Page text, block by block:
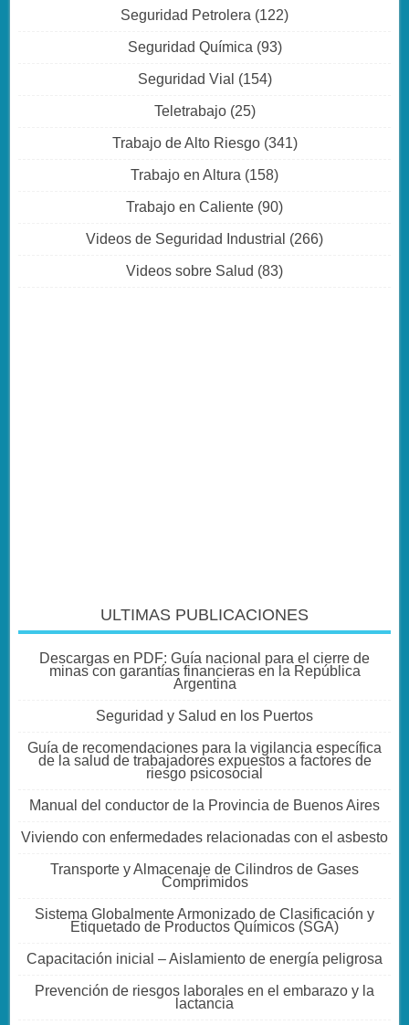
Seguridad Petrolera (122)
Seguridad Química (93)
Seguridad Vial (154)
Teletrabajo(25)
Trabajo de Alto Riesgo(341)
Trabajo en Altura (158)
Trabajo en Caliente (90)
Videos de Seguridad Industrial (266)
Videos sobre Salud (83)
ULTIMAS PUBLICACIONES
Descargas en PDF: Guía nacional para el cierre de
minas con garantías financieras en la República
Argentina
Seguridad y Salud en los Puertos
Guía de recomendaciones para la vigilancia específica
de la salud de trabajadores expuestos a factores de
riesgo psicosocial
Manual del conductor de la Provincia de Buenos Aires
Viviendo con enfermedades relacionadas con el asbesto
Transporte y Almacenaje de Cilindros de Gases
Comprimidos
Sistema Globalmente Armonizado de Clasificación y
Etiquetado de Productos Químicos (SGA)
Capacitación inicial – Aislamiento de energía peligrosa
Prevención de riesgos laborales en el embarazo y la
lactancia